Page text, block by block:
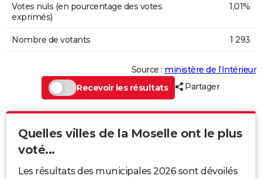
Votes nuls (en pourcentage des votes
exprimés)
1,01%
Nombre de votants 1 293
Source : ministère de l’Intérieur
Recevoir les résultats
Partager
Quelles villes de la Moselle ont le plus
voté...
Les résultats des municipales 2026 sont dévoilés